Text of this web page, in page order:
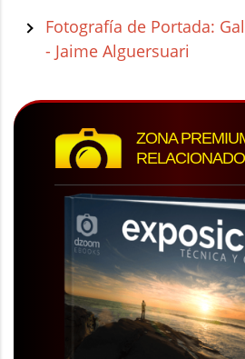
Fotografía de Portada:
- Jaime Alguersuari
ZONA